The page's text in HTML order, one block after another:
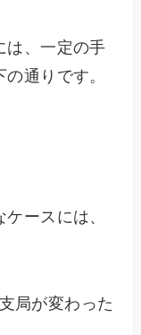
は、一定の手
通りです。
ースには、
局が変わった